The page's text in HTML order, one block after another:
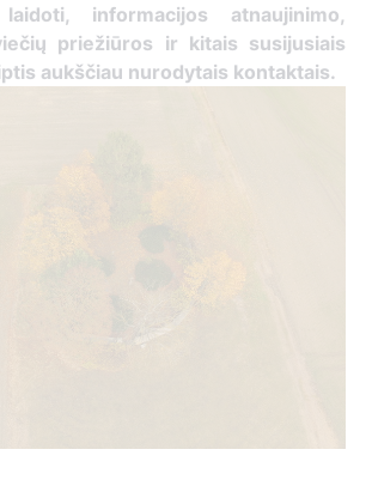
informacijos atnaujinimo,
priežiūros ir kitais susijusiais
aukščiau nurodytais kontaktais.